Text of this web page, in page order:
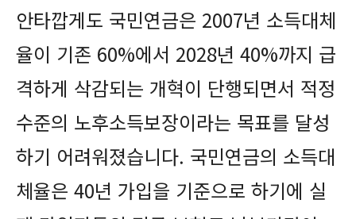
안타깝게도 국민연금은 2007년 소득대체
율이 기존 60%에서 2028년 40%까지 급
격하게 삭감되는 개혁이 단행되면서 적정
수준의 노후소득보장이라는 목표를 달성
하기 어려워졌습니다. 국민연금의 소득대
체율은 40년 가입을 기준으로 하기에 실